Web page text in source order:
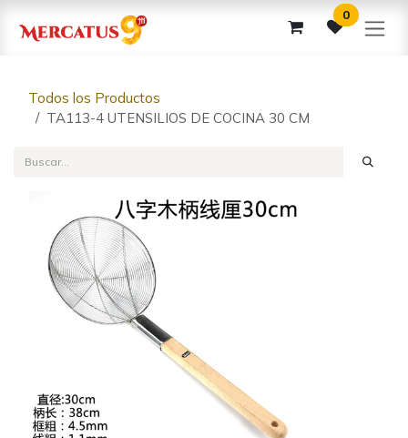
0
Todos los Productos
TA113-4 UTENSILIOS DE COCINA 30 CM